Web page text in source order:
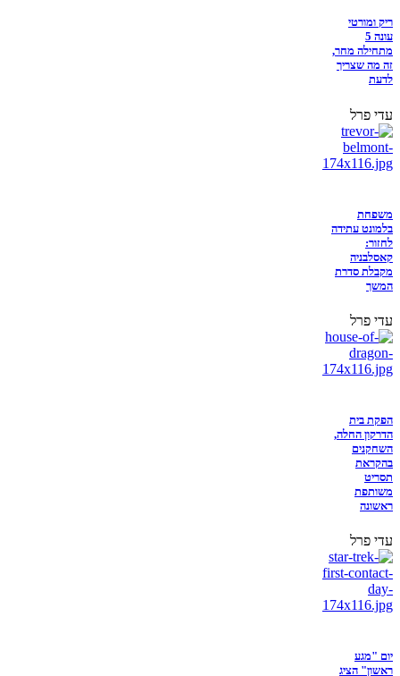
ריק ומורטי
עונה 5
מתחילה מחר,
זה מה שצריך
לדעת
עדי פרל
משפחת
בלמונט עתידה
לחזור:
קאסלבניה
מקבלת סדרת
המשך
עדי פרל
הפקת בית
הדרקון החלה,
השחקנים
בהקראת
תסריט
משותפת
ראשונה
עדי פרל
יום "מגע
ראשון" הציג